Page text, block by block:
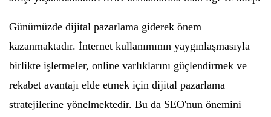
Günümüzde dijital pazarlama giderek önem
kazanmaktadır. İnternet kullanımının yaygınlaşmasıyla
birlikte işletmeler, online varlıklarını güçlendirmek ve
rekabet avantajı elde etmek için dijital pazarlama
stratejilerine yönelmektedir. Bu da SEO'nun önemini